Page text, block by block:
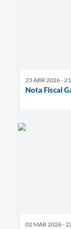
23 ABR 2026 -
Nota Fiscal
02 MAR 2026 -